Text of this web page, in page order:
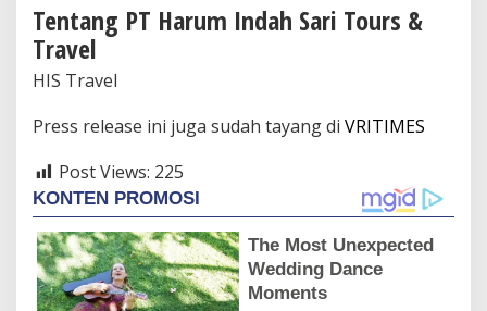
Tentang PT Harum Indah Sari Tours &
Travel
HIS Travel
Press release ini juga sudah tayang di VRITIMES
Post Views: 225